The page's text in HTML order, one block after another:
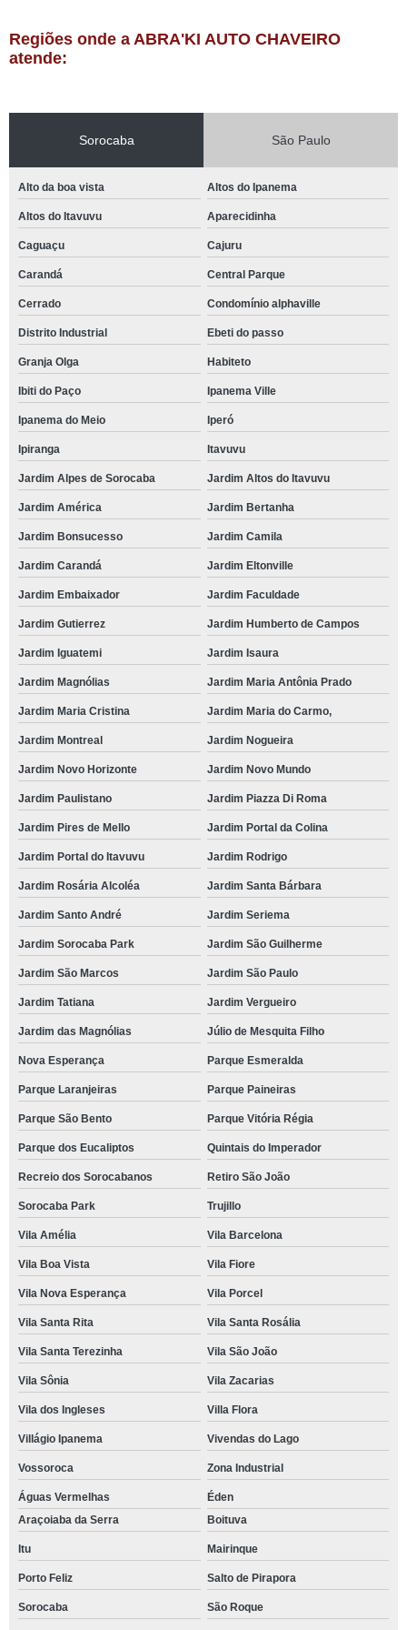
Regiões onde a ABRA'KI AUTO CHAVEIRO
atende:
Sorocaba São Paulo
Alto da boa vista Altos do Ipanema
Altos do Itavuvu Aparecidinha
Caguaçu Cajuru
Carandá Central Parque
Cerrado Condomínio alphaville
Distrito Industrial Ebeti do passo
Granja Olga Habiteto
Ibiti do Paço Ipanema Ville
Ipanema do Meio Iperó
Ipiranga Itavuvu
Jardim Alpes de Sorocaba Jardim Altos do Itavuvu
Jardim América Jardim Bertanha
Jardim Bonsucesso Jardim Camila
Jardim Carandá Jardim Eltonville
Jardim Embaixador Jardim Faculdade
Jardim Gutierrez Jardim Humberto de Campos
Jardim Iguatemi Jardim Isaura
Jardim Magnólias Jardim Maria Antônia Prado
Jardim Maria Cristina Jardim Maria do Carmo,
Jardim Montreal Jardim Nogueira
Jardim Novo Horizonte Jardim Novo Mundo
Jardim Paulistano Jardim Piazza Di Roma
Jardim Pires de Mello Jardim Portal da Colina
Jardim Portal do Itavuvu Jardim Rodrigo
Jardim Rosária Alcoléa Jardim Santa Bárbara
Jardim Santo André Jardim Seriema
Jardim Sorocaba Park Jardim São Guilherme
Jardim São Marcos Jardim São Paulo
Jardim Tatiana Jardim Vergueiro
Jardim das Magnólias Júlio de Mesquita Filho
Nova Esperança Parque Esmeralda
Parque Laranjeiras Parque Paineiras
Parque São Bento Parque Vitória Régia
Parque dos Eucaliptos Quintais do Imperador
Recreio dos Sorocabanos Retiro São João
Sorocaba Park Trujillo
Vila Amélia Vila Barcelona
Vila Boa Vista Vila Fiore
Vila Nova Esperança Vila Porcel
Vila Santa Rita Vila Santa Rosália
Vila Santa Terezinha Vila São João
Vila Sônia Vila Zacarias
Vila dos Ingleses Villa Flora
Villágio Ipanema Vivendas do Lago
Vossoroca Zona Industrial
Águas Vermelhas
Éden
Araçoiaba da Serra
Boituva
Itu Mairinque
Porto Feliz Salto de Pirapora
Sorocaba São Roque